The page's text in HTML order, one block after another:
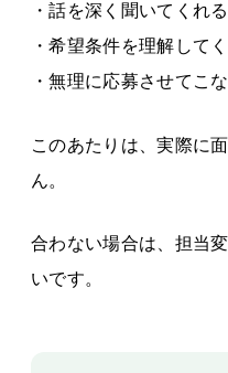
・話を深く聞いてくれ
・希望条件を理解して
・無理に応募させてこ
このあたりは、実際に
ん。
合わない場合は、担当
いです。